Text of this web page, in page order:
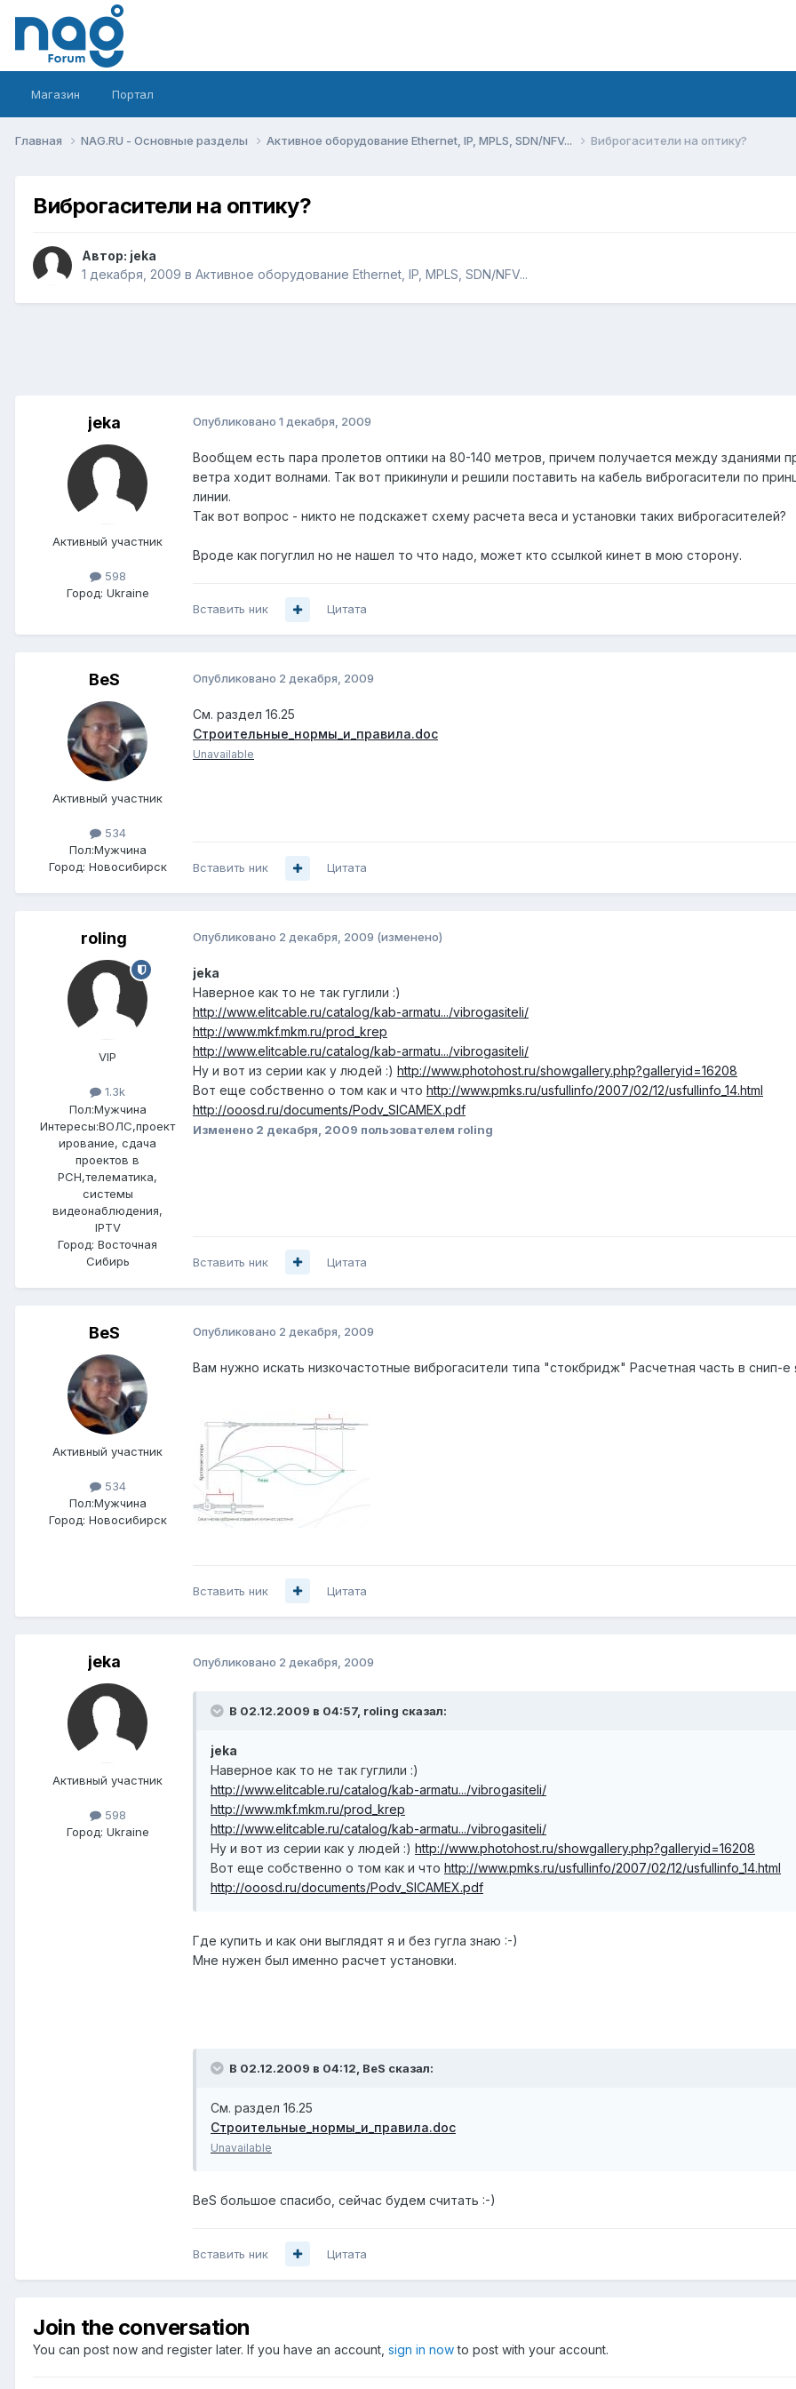
Магазин Портал
Главная NAG.RU - Основные разделы Активное оборудование Ethernet, IP, MPLS, SDN/NFV... Виброгасители на оптику?
Виброгасители на оптику?
Автор: jeka
1 декабря, 2009 в Активное оборудование Ethernet, IP, MPLS, SDN/NFV...
jeka
Активный участник
598
Город: Ukraine
Опубликовано 1 декабря, 2009
Вообщем есть пара пролетов оптики на 80-140 метров, причем получается между зданиями
ветра ходит волнами. Так вот прикинули и решили поставить на кабель виброгасители по
линии.
Так вот вопрос - никто не подскажет схему расчета веса и установки таких виброгасителей?
Вроде как погуглил но не нашел то что надо, может кто ссылкой кинет в мою сторону.
Вставить ник Цитата
BeS
Активный участник
534
Пол:Мужчина
Город: Новосибирск
Опубликовано 2 декабря, 2009
См. раздел 16.25
Строительные_нормы_и_правила.doc
Unavailable
Вставить ник Цитата
roling
VIP
1.3k
Пол:Мужчина
Интересы:ВОЛС,проект
ирование, сдача
проектов в
РСН,телематика,
системы
видеонаблюдения,
IPTV
Город: Восточная
Сибирь
Опубликовано 2 декабря, 2009 (изменено)
jeka
Наверное как то не так гуглили :)
http://www.elitcable.ru/catalog/kab-armatu.../vibrogasiteli/
http://www.mkf.mkm.ru/prod_krep
http://www.elitcable.ru/catalog/kab-armatu.../vibrogasiteli/
Ну и вот из серии как у людей :) http://www.photohost.ru/showgallery.php?galleryid=16208
Вот еще собственно о том как и что http://www.pmks.ru/usfullinfo/2007/02/12/usfullinfo_14.html
http://ooosd.ru/documents/Podv_SICAMEX.pdf
Изменено 2 декабря, 2009 пользователем roling
Вставить ник Цитата
BeS
Активный участник
534
Пол:Мужчина
Город: Новосибирск
Опубликовано 2 декабря, 2009
Вам нужно искать низкочастотные виброгасители типа "стокбридж" Расчетная часть в снип-е
Вставить ник Цитата
jeka
Активный участник
598
Город: Ukraine
Опубликовано 2 декабря, 2009
В 02.12.2009 в 04:57, roling сказал:
jeka
Наверное как то не так гуглили :)
http://www.elitcable.ru/catalog/kab-armatu.../vibrogasiteli/
http://www.mkf.mkm.ru/prod_krep
http://www.elitcable.ru/catalog/kab-armatu.../vibrogasiteli/
Ну и вот из серии как у людей :) http://www.photohost.ru/showgallery.php?galleryid=16208
Вот еще собственно о том как и что http://www.pmks.ru/usfullinfo/2007/02/12/usfullinfo_14.html
http://ooosd.ru/documents/Podv_SICAMEX.pdf
Где купить и как они выглядят я и без гугла знаю :-)
Мне нужен был именно расчет установки.
В 02.12.2009 в 04:12, BeS сказал:
См. раздел 16.25
Строительные_нормы_и_правила.doc
Unavailable
BeS большое спасибо, сейчас будем считать :-)
Вставить ник Цитата
Join the conversation
You can post now and register later. If you have an account, sign in nowto post with your account.